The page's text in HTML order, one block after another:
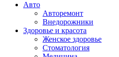
Авто
Авторемонт
Внедорожники
Здоровье и красота
Женское здоровье
Стоматология